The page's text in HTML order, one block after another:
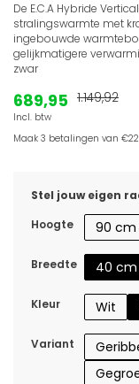
De E.C.A Hybride
stralingswarmte met
ingebouwde
gelijkmatigere
zwar
689,95
Incl. btw
1.149,92
Maak 3 betalingen van
Stel jouw eigen
Hoogte
90 cm
Breedte 40 cm
Kleur Wit
Variant